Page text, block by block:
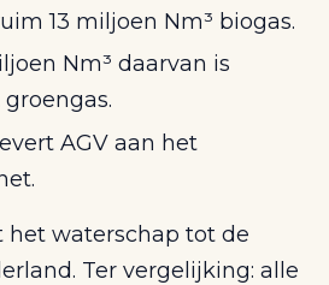
13 miljoen Nm³ biogas.
Nm³ daarvan is
AGV aan het
het waterschap tot de
Ter vergelijking: alle